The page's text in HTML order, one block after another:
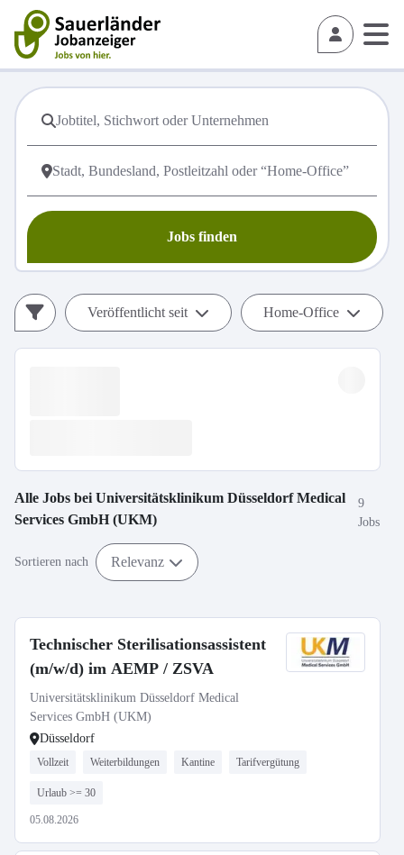
Jobs finden
Veröffentlicht seit Home-Office
Alle Jobs bei Universitätsklinikum Düsseldorf Medical
Services GmbH (UKM)
9
Jobs
Sortieren nach Relevanz
Technischer Sterilisationsassistent
(m/w/d) im AEMP / ZSVA
Universitätsklinikum Düsseldorf Medical
Services GmbH (UKM)
Düsseldorf
Vollzeit Weiterbildungen Kantine Tarifvergütung
Urlaub >= 30
05.08.2026